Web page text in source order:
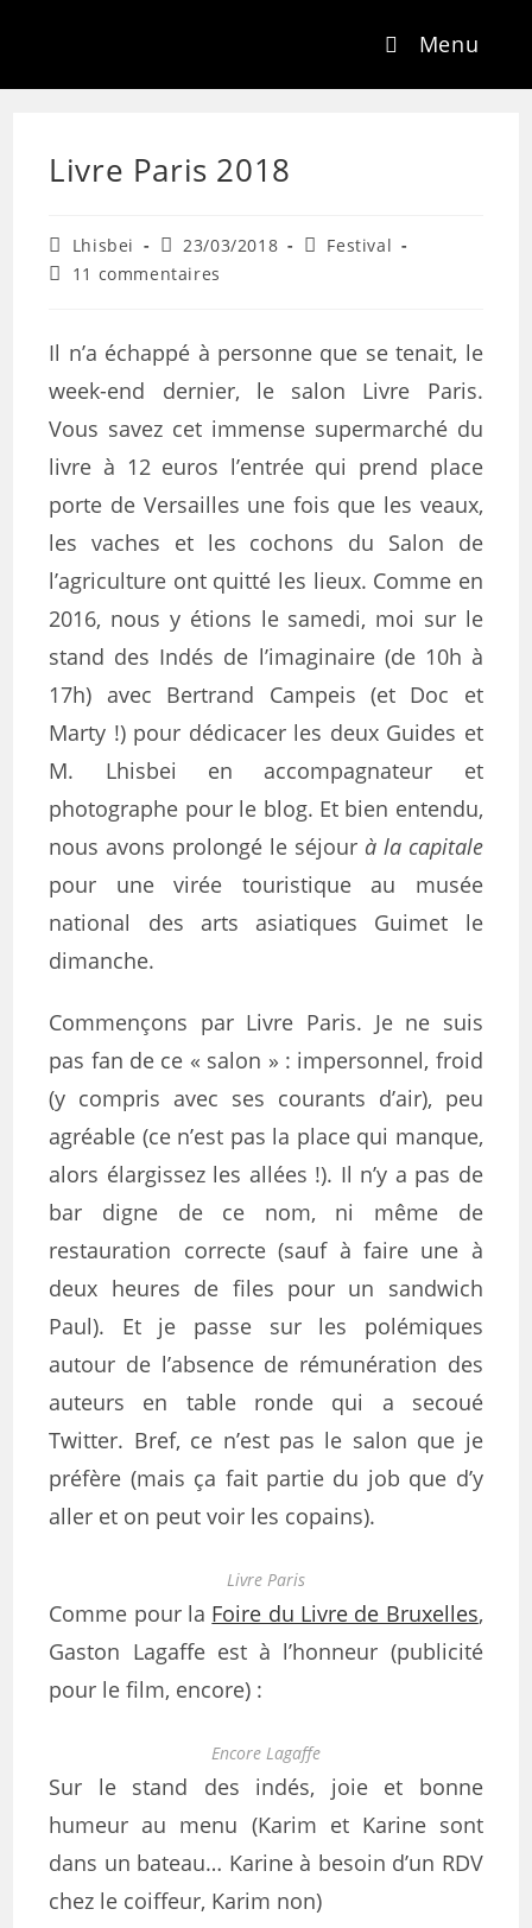
Menu
Livre Paris 2018
Lhisbei 23/03/2018
Festival
11 commentaires
Il n’a échappé à personne que se tenait, le
week-end dernier, le salon Livre Paris.
Vous savez cet immense supermarché du
livre à 12 euros l’entrée qui prend place
porte de Versailles une fois que les veaux,
les vaches et les cochons du Salon de
l’agriculture ont quitté les lieux. Comme en
2016, nous y étions le samedi, moi sur le
stand des Indés de l’imaginaire (de 10h à
17h) avec Bertrand Campeis (et Doc et
Marty !) pour dédicacer les deux Guides et
M. Lhisbei en accompagnateur et
photographe pour le blog. Et bien entendu,
nous avons prolongé le séjour à la capitale
pour une virée touristique au musée
national des arts asiatiques Guimet le
dimanche.
Commençons par Livre Paris. Je ne suis
pas fan de ce « salon » : impersonnel, froid
(y compris avec ses courants d’air), peu
agréable (ce n’est pas la place qui manque,
alors élargissez les allées !). Il n’y a pas de
bar digne de ce nom, ni même de
restauration correcte (sauf à faire une à
deux heures de files pour un sandwich
Paul). Et je passe sur les polémiques
autour de l’absence de rémunération des
auteurs en table ronde qui a secoué
Twitter. Bref, ce n’est pas le salon que je
préfère (mais ça fait partie du job que d’y
aller et on peut voir les copains).
Livre Paris
Comme pour la Foire du Livre de Bruxelles,
Gaston Lagaffe est à l’honneur (publicité
pour le film, encore) :
Encore Lagaffe
Sur le stand des indés, joie et bonne
humeur au menu (Karim et Karine sont
dans un bateau… Karine à besoin d’un RDV
chez le coiffeur, Karim non)